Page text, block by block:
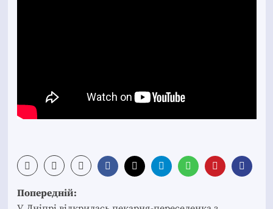
Post
Попередній: